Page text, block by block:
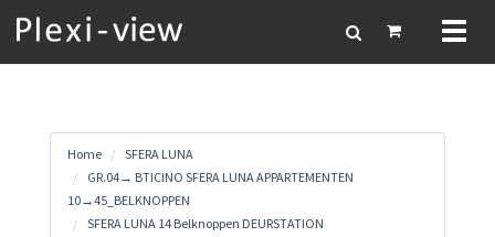
Home
SFERA LUNA
GR.04→ BTICINO SFERA LUNA APPARTEMENTEN
10→45_BELKNOPPEN
SFERA LUNA 14 Belknoppen DEURSTATION